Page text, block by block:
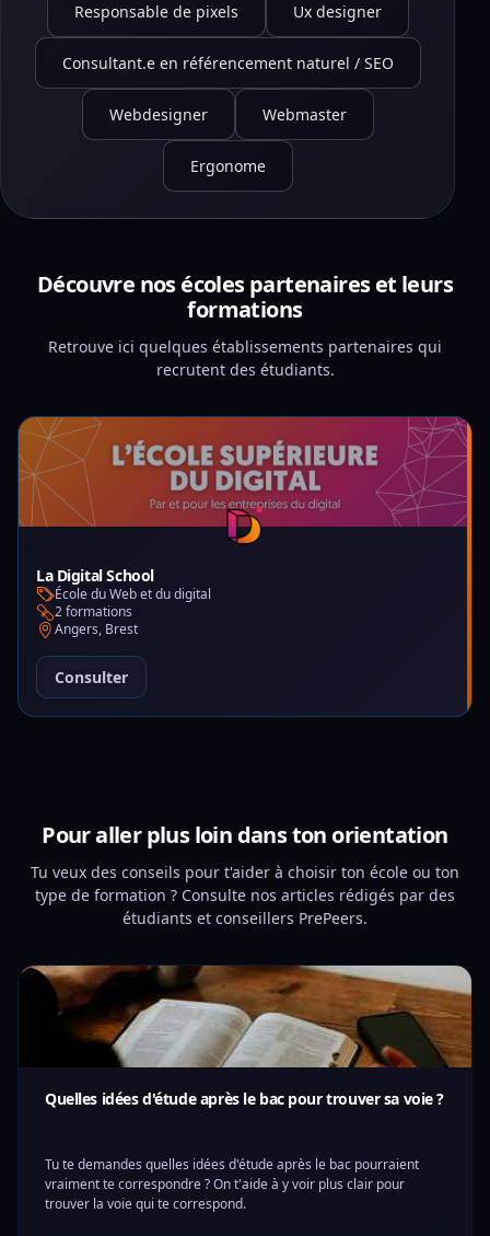
Responsable de pixels Ux designer
Consultant.e en référencement naturel / SEO
Webdesigner Webmaster
Ergonome
Découvre nos écoles partenaires et leurs
formations
Retrouve ici quelques établissements partenaires qui
recrutent des étudiants.
La Digital School
École du Web et du digital
2 formations
Angers, Brest
Consulter
Pour aller plus loin dans ton orientation
Tu veux des conseils pour t'aider à choisir ton école ou ton
type de formation ? Consulte nos articles rédigés par des
étudiants et conseillers PrePeers.
Quelles idées d'étude après le bac pour trouver sa voie ?
Tu te demandes quelles idées d'étude après le bac pourraient
vraiment te correspondre ? On t'aide à y voir plus clair pour
trouver la voie qui te correspond.